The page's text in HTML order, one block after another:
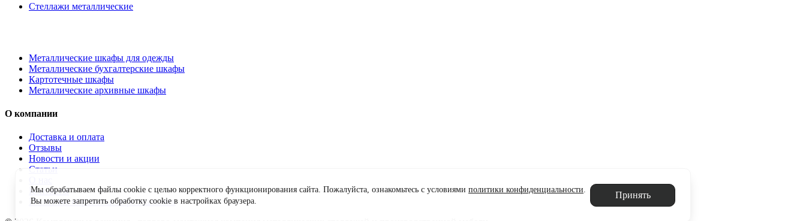
Стеллажи металлические
Металлические шкафы для одежды
Металлические бухгалтерские шкафы
Картотечные шкафы
Металлические архивные шкафы
О компании
Доставка и оплата
Отзывы
Новости и акции
Статьи
Контакты
Политика обработки персональных
Мы обрабатываем файлы cookie с целью корректного функционирования сайта. Пожалуйста, ознакомьтесь с условиями политики конфиденциальности.
Вы можете запретить обработку cookie в настройках браузера.
Принять